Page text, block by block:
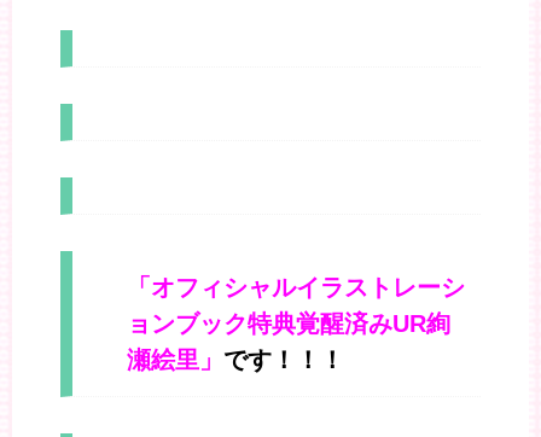
「オフィシャルイラストレーシ
ョンブック特典覚醒済みUR絢
瀬絵里」 です！！！